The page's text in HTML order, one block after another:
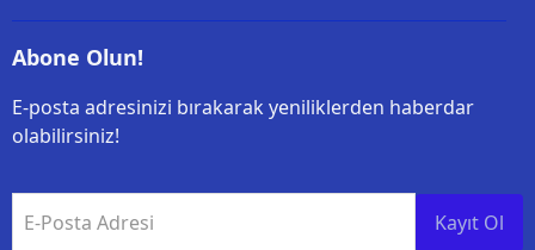
Abone Olun!
E-posta adresinizi bırakarak yeniliklerden haberdar
olabilirsiniz!
E-Posta Adresi Kayıt Ol